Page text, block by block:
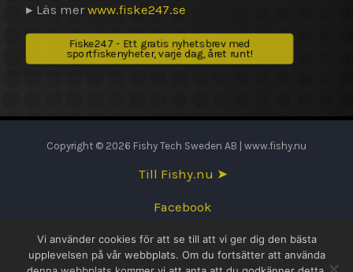
▸ Läs merwww.fiske247.se
Fiske247 - Ett gratis nyhetsbrev med
sportfiskenyheter, varje dag, året runt!
Copyright © 2026 Fishy Tech Sweden AB | www.fishy.nu
Till Fishy.nu ➤
Facebook
English
Vi använder cookies för att se till att vi ger dig den bästa
upplevelsen på vår webbplats. Om du fortsätter att använda